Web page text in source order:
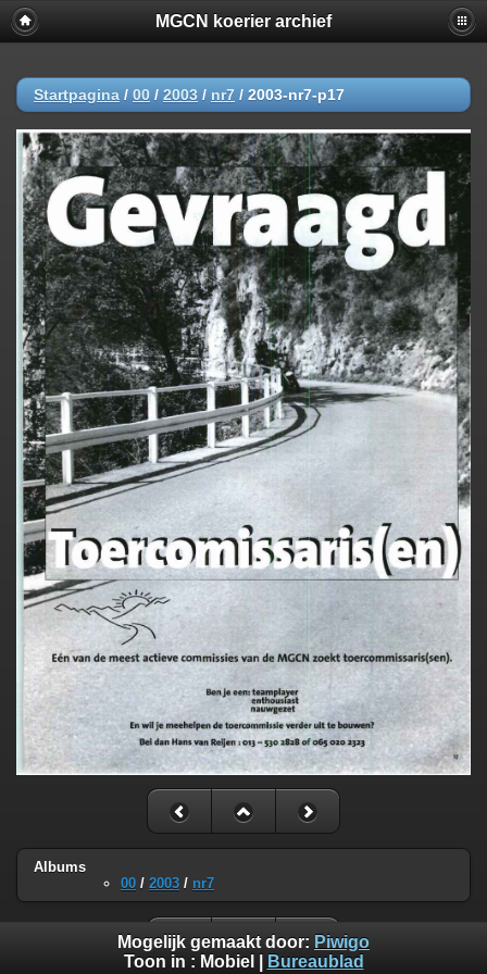
MGCN koerier archief
Startpagina / 00 / 2003 / nr7 / 2003-nr7-p17
Albums
00 / 2003 / nr7
Mogelijk gemaakt door: Piwigo
Toon in : Mobiel Bureaublad